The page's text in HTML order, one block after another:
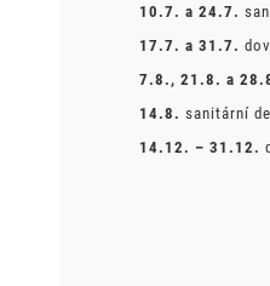
10.7. a 24.7.
17.7. a 31.7.
7.8., 21.8. a
14.8. sanitární
14.12. – 31.12.